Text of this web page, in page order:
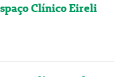
Clínico Eireli